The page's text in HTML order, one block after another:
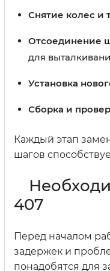
Снятие колес и
Отсоединение
для
Установка
Сборка и
Каждый этап
шагов
407
Перед началом
задержек и
понадобятся для